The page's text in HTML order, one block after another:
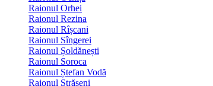
Raionul Orhei
Raionul Rezina
Raionul Rîșcani
Raionul Sîngerei
Raionul Șoldănești
Raionul Soroca
Raionul Ștefan Vodă
Raionul Strășeni